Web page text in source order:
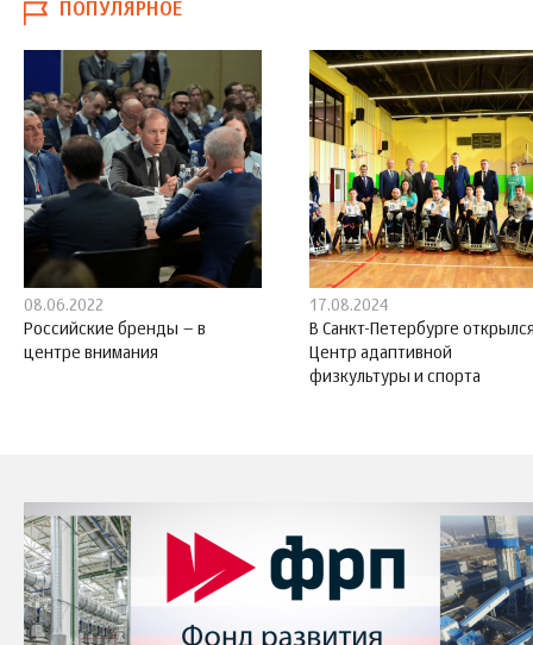
ПОПУЛЯРНОЕ
08.06.2022
Российские бренды – в
центре внимания
17.08.2024
В Санкт-Петербурге
Центр адаптивной
физкультуры и спорта